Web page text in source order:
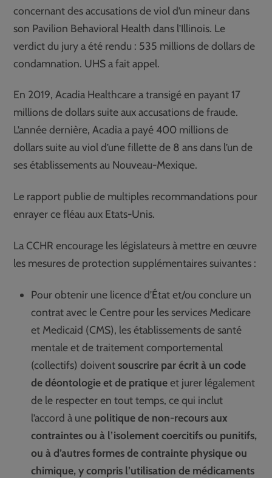
concernant des accusations de viol d’un mineur dans
son Pavilion Behavioral Health dans l’Illinois. Le
verdict du jury a été rendu : 535 millions de dollars de
condamnation. UHS a fait appel.
En 2019, Acadia Healthcare a transigé en payant 17
millions de dollars suite aux accusations de fraude.
L’année dernière, Acadia a payé 400 millions de
dollars suite au viol d’une fillette de 8 ans dans l’un de
ses établissements au Nouveau-Mexique.
Le rapport publie de multiples recommandations pour
enrayer ce fléau aux Etats-Unis.
La CCHR encourage les législateurs à mettre en œuvre
les mesures de protection supplémentaires suivantes :
Pour obtenir une licence d’État et/ou conclure un
contrat avec le Centre pour les services Medicare
et Medicaid (CMS), les établissements de santé
mentale et de traitement comportemental
(collectifs) doiventsouscrire par écrit à un code
de déontologie et de pratiqueet jurer légalement
de le respecter en tout temps, ce qui inclut
l’accord à une politique de non-recours aux
contraintes ou à l’isolement coercitifs ou punitifs,
ou à d’autres formes de contrainte physique ou
chimique, y compris l’utilisation de médicaments